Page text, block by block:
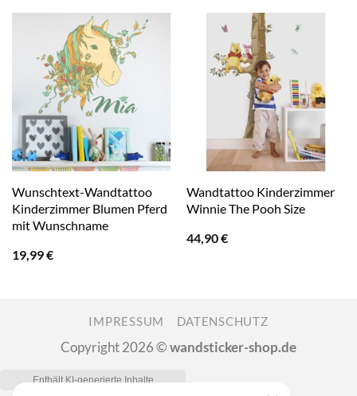
Wunschtext-Wandtattoo
Kinderzimmer Blumen Pferd
mit Wunschname
19,99€
Wandtattoo Kinderzimmer
Winnie The Pooh Size
44,90€
IMPRESSUM DATENSCHUTZ
Copyright 2026 ©wandsticker-shop.de